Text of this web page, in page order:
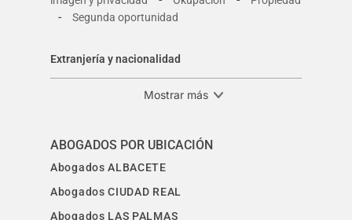
- Segunda oportunidad
Extranjería y nacionalidad
Mostrar más
ABOGADOS POR UBICACIÓN
Abogados ALBACETE
Abogados CIUDAD REAL
Abogados LAS PALMAS